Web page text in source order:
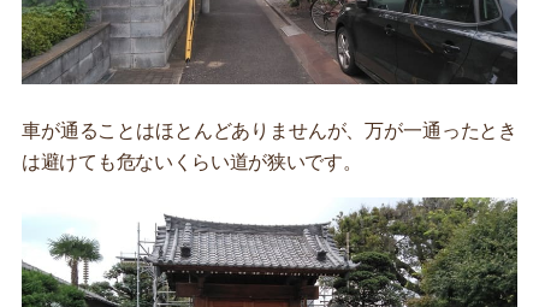
車が通ることはほとんどありませんが、万が一通ったとき
は避けても危ないくらい道が狭いです。